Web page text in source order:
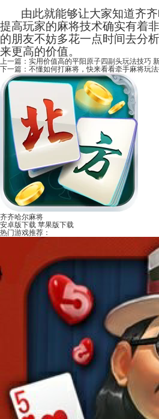
由此就能够让大家知道齐齐
提高玩家的麻将技术确实有着
的朋友不妨多花一点时间去分
来更高的价值。
上一篇： 实用价值高的平阳原子四副头玩法技巧
下一篇： 不懂如何打麻将，快来看看牵手麻将玩
齐齐哈尔麻将
安卓版下载 苹果版下载
热门游戏推荐：